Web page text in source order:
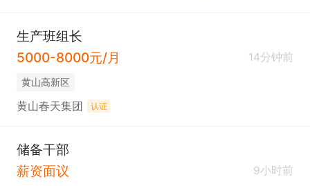
生产班组长
5000-8000元/月
14分钟前
黄山高新区
黄山春天集团 认证
储备干部
薪资面议
9小时前